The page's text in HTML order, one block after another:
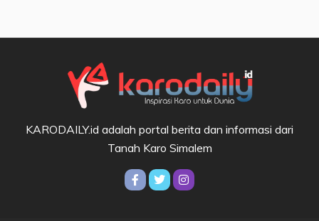
KARODAILY.id adalah portal berita dan informasi dari
Tanah Karo Simalem